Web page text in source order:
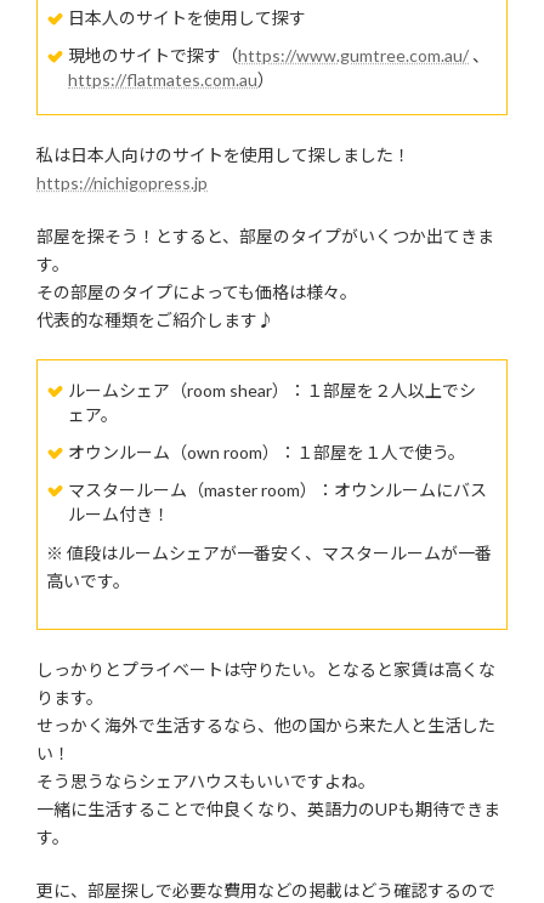
日本人のサイトを使用して探す
現地のサイトで探す（https://www.gumtree.com.au/ 、
https://flatmates.com.au）
私は日本人向けのサイトを使用して探しました！
https://nichigopress.jp
部屋を探そう！とすると、部屋のタイプがいくつか出てきま
す。
その部屋のタイプによっても価格は様々。
代表的な種類をご紹介します♪
ルームシェア（room shear）：１部屋を２人以上でシ
ェア。
オウンルーム（own room）：１部屋を１人で使う。
マスタールーム（master room）：オウンルームにバス
ルーム付き！
※ 値段はルームシェアが一番安く、マスタールームが一番
高いです。
しっかりとプライベートは守りたい。となると家賃は高くな
ります。
せっかく海外で生活するなら、他の国から来た人と生活した
い！
そう思うならシェアハウスもいいですよね。
一緒に生活することで仲良くなり、英語力のUPも期待できま
す。
更に、部屋探しで必要な費用などの掲載はどう確認するので